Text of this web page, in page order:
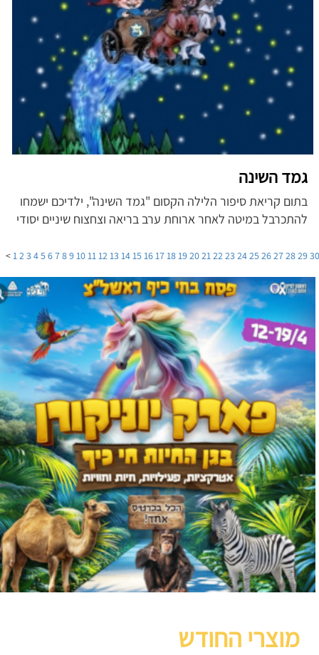
גמד השינה
בתום קריאת סיפור הלילה הקסום "גמד השינה", ילדיכם ישמחו
להתכרבל במיטה לאחר ארוחת ערב בריאה וצחצוח שיניים יסודי
1 2 3456789 10 11 12 13 14 15 16 17 18 192021 22 2324252627282930
>
מוצרי החודש